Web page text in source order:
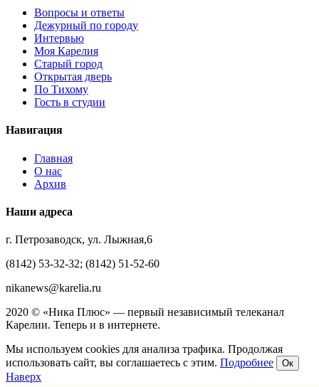
Вопросы и ответы
Дежурный по городу
Интервью
Моя Карелия
Старый город
Открытая дверь
По Тихому
Гость в студии
Навигация
Главная
О нас
Архив
Наши адреса
г. Петрозаводск, ул. Лыжная,6
(8142) 53-32-32; (8142) 51-52-60
nikanews@karelia.ru
2020 © «Ника Плюс» — первый независимый телеканал
Карелии. Теперь и в интернете.
Мы используем cookies для анализа трафика. Продолжая
использовать сайт, вы соглашаетесь с этим. Подробнее Ок
Наверх